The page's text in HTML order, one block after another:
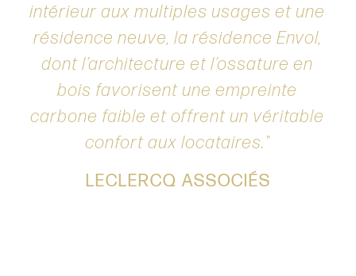
intérieur aux multiples usages et une
résidence neuve, la résidence Envol,
dont l’architecture et l’ossature en
bois favorisent une empreinte
carbone faible et offrent un véritable
confort aux locataires.
LECLERCQ ASSOCIÉS